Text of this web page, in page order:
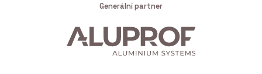
Generální partner